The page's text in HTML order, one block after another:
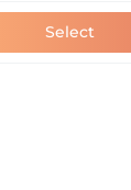
Select